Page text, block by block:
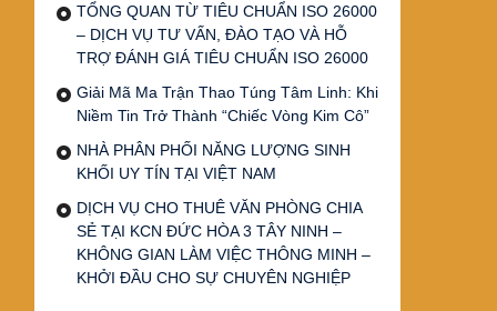
TỔNG QUAN TỪ TIÊU CHUẨN ISO 26000
– DỊCH VỤ TƯ VẤN, ĐÀO TẠO VÀ HỖ
TRỢ ĐÁNH GIÁ TIÊU CHUẨN ISO 26000
Giải Mã Ma Trận Thao Túng Tâm Linh: Khi
Niềm Tin Trở Thành “Chiếc Vòng Kim Cô”
NHÀ PHÂN PHỐI NĂNG LƯỢNG SINH
KHỐI UY TÍN TẠI VIỆT NAM
DỊCH VỤ CHO THUÊ VĂN PHÒNG CHIA
SẺ TẠI KCN ĐỨC HÒA 3 TÂY NINH –
KHÔNG GIAN LÀM VIỆC THÔNG MINH –
KHỞI ĐẦU CHO SỰ CHUYÊN NGHIỆP